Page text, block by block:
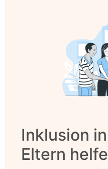
Inklusion
Eltern